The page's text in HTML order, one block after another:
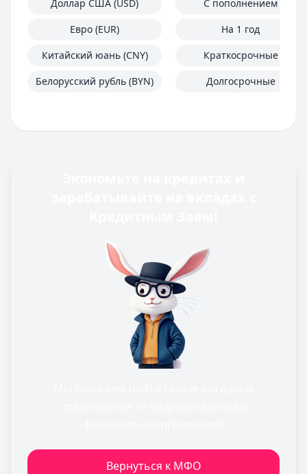
Доллар США (USD)
Евро (EUR)
Китайский юань (CNY)
Белорусский рубль (BYN)
С пополнением
На 1 год
Краткосрочные
Долгосрочные
Вернуться к МФО